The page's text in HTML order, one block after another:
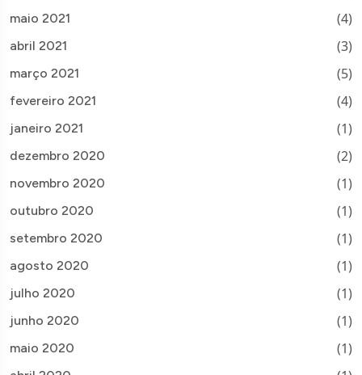
maio 2021 (4)
abril 2021 (3)
março 2021 (5)
fevereiro 2021 (4)
janeiro 2021 (1)
dezembro 2020 (2)
novembro 2020 (1)
outubro 2020 (1)
setembro 2020 (1)
agosto 2020 (1)
julho 2020 (1)
junho 2020 (1)
maio 2020 (1)